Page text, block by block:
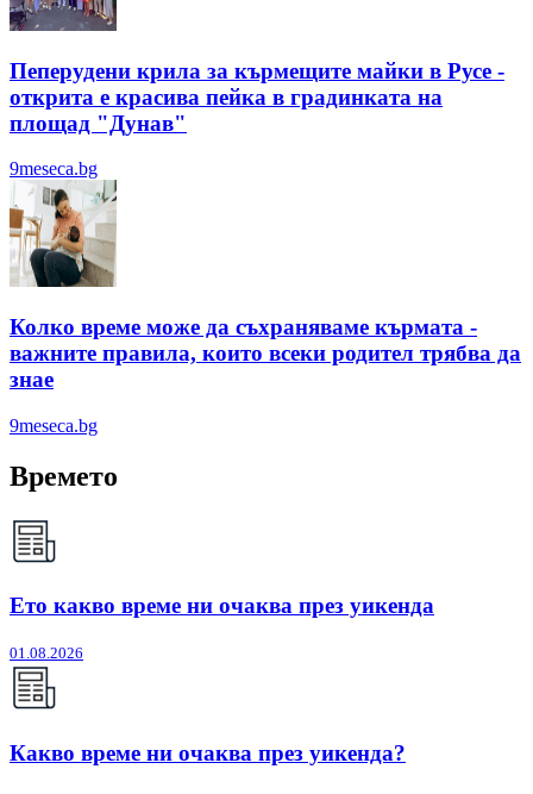
Пеперудени крила за кърмещите майки в Русе -
открита е красива пейка в градинката на
площад "Дунав"
9meseca.bg
Колко време може да съхраняваме кърмата -
важните правила, които всеки родител трябва да
знае
9meseca.bg
Времето
Ето какво време ни очаква през уикенда
01.08.2026
Какво време ни очаква през уикенда?